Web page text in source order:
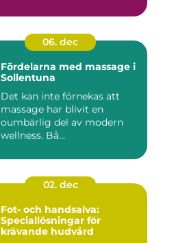
06. dec
Fördelarna med massage i
Sollentuna
Det kan inte förnekas att
massage har blivit en
oumbärlig del av modern
wellness. Bå...
02. dec
Fot- och handsalva:
Speciallösningar för
krävande hudvård